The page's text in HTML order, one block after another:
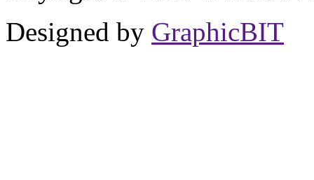
Designed by GraphicBIT